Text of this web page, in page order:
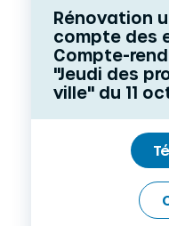
Rénovation
compte des
Compte-
"Jeudi des
ville" du 11